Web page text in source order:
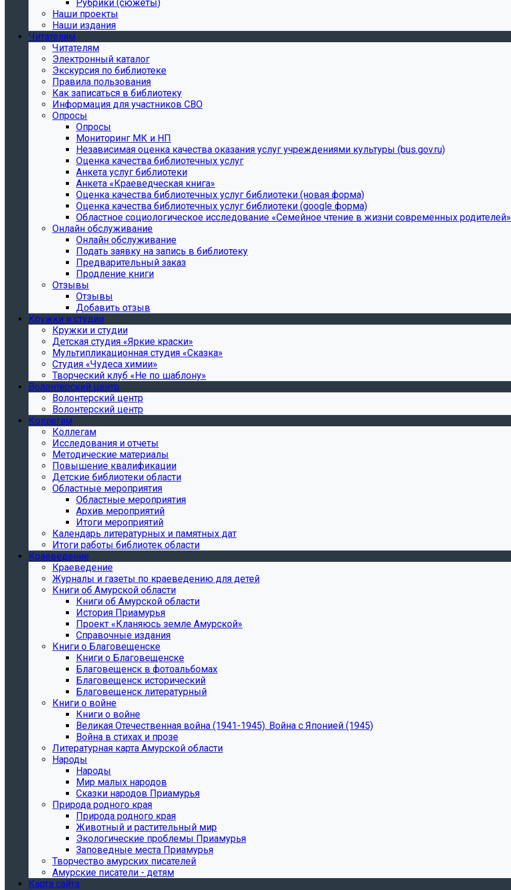
Рубрики (сюжеты)
Наши проекты
Наши издания
Читателям
Читателям
Электронный каталог
Экскурсия по библиотеке
Правила пользования
Как записаться в библиотеку
Информация для участников СВО
Опросы
Опросы
Мониторинг МК и НП
Независимая оценка качества оказания услуг учреждениями культуры (bus.gov.ru)
Оценка качества библиотечных услуг
Анкета услуг библиотеки
Анкета «Краеведческая книга»
Oценка качества библиотечных услуг библиотеки (новая форма)
Oценка качества библиотечных услуг библиотеки (google форма)
Областное социологическое исследование «Семейное чтение в жизни современных родителей»
Онлайн обслуживание
Онлайн обслуживание
Подать заявку на запись в библиотеку
Предварительный заказ
Продление книги
Отзывы
Отзывы
Добавить отзыв
Кружки и студии
Кружки и студии
Детская студия «Яркие краски»
Мультипликационная студия «Сказка»
Студия «Чудеса химии»
Творческий клуб «Не по шаблону»
Волонтерский центр
Волонтерский центр
Волонтерский центр
Коллегам
Коллегам
Исследования и отчеты
Методические материалы
Повышение квалификации
Детские библиотеки области
Областные мероприятия
Областные мероприятия
Архив мероприятий
Итоги мероприятий
Календарь литературных и памятных дат
Итоги работы библиотек области
Краеведение
Краеведение
Журналы и газеты по краеведению для детей
Книги об Амурской области
Книги об Амурской области
История Приамурья
Проект «Кланяюсь земле Амурской»
Справочные издания
Книги о Благовещенске
Книги о Благовещенске
Благовещенск в фотоальбомах
Благовещенск исторический
Благовещенск литературный
Книги о войне
Книги о войне
Великая Отечественная война (1941-1945). Война с Японией (1945)
Война в стихах и прозе
Литературная карта Амурской области
Народы
Народы
Мир малых народов
Сказки народов Приамурья
Природа родного края
Природа родного края
Животный и растительный мир
Экологические проблемы Приамурья
Заповедные места Приамурья
Творчество амурских писателей
Амурские писатели - детям
Карта сайта